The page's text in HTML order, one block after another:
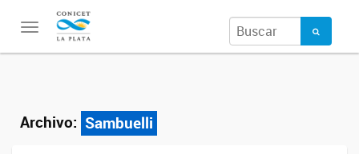
Toggle
navigation
Archivo: Sambuelli